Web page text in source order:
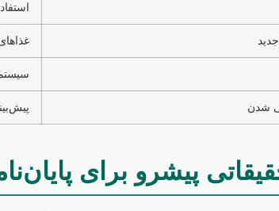
شدن
پیشرو برای